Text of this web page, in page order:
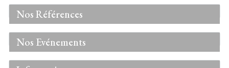
Nos Références
Nos Evénements